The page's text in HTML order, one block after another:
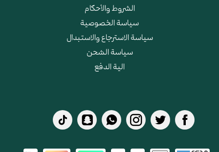
الشروط والأحكام
سياسة الخصوصية
سياسة الاسترجاع والاستبدال
سياسة الشحن
الية الدفع